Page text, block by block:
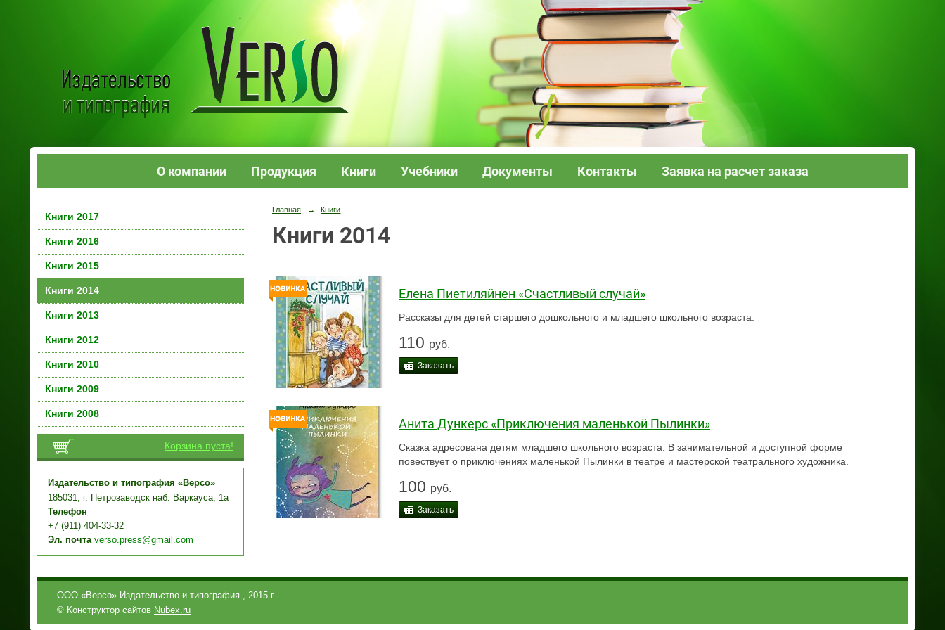
О компании Продукция Книги Учебники Документы Контакты Заявка на расчет заказа
Книги 2017
Книги 2016
Книги 2015
Книги 2014
Книги 2013
Книги 2012
Книги 2010
Книги 2009
Книги 2008
Корзина пуста!
Издательство и типография «Версо»
185031, г. Петрозаводск наб. Варкауса, 1а
Телефон
+7 (911) 404-33-32
Эл. почта verso.press@gmail.com
Главная → Книги
Книги 2014
Елена Пиетиляйнен «Счастливый случай»
Рассказы для детей старшего дошкольного и младшего школьного возраста.
110 руб.
Заказать
Анита Дункерс «Приключения маленькой Пылинки»
Сказка адресована детям младшего школьного возраста. В занимательной и доступной форме
повествует о приключениях маленькой Пылинки в театре и мастерской театрального художника.
100 руб.
Заказать
ООО «Версо» Издательство и типография , 2015 г.
© Конструктор сайтов Nubex.ru